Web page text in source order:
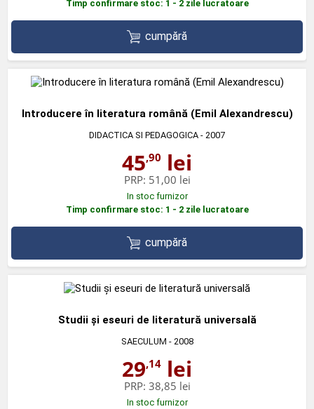
Timp confirmare stoc: 1 - 2 zile lucratoare
cumpără
Introducere în literatura română (Emil Alexandrescu)
DIDACTICA SI PEDAGOGICA - 2007
45,90 lei
PRP: 51,00 lei
In stoc furnizor
Timp confirmare stoc: 1 - 2 zile lucratoare
cumpără
Studii şi eseuri de literatură universală
SAECULUM - 2008
29,14 lei
PRP: 38,85 lei
In stoc furnizor